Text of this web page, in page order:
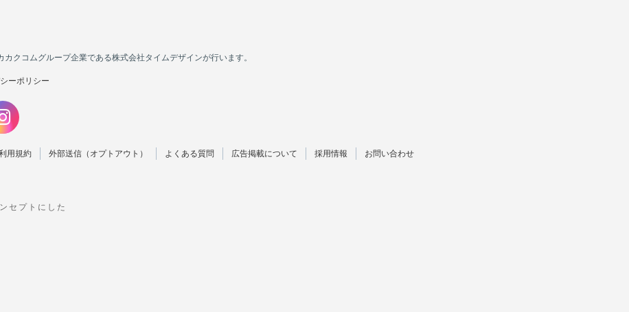
クコムグループ企業である株式会社タイムデザインが行います。
ーポリシー
用規約 外部送信（オプトアウト） よくある質問 広告掲載について 採用情報 お問い合わせ
セプトにした